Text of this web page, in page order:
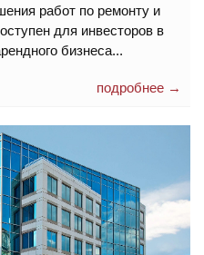
работ по ремонту и
для инвесторов в
бизнеса...
подробнее →